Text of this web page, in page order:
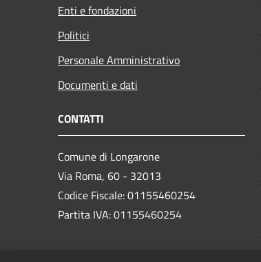
Enti e fondazioni
Politici
Personale Amministrativo
Documenti e dati
CONTATTI
Comune di Longarone
Via Roma, 60 - 32013
Codice Fiscale: 01155460254
Partita IVA: 01155460254